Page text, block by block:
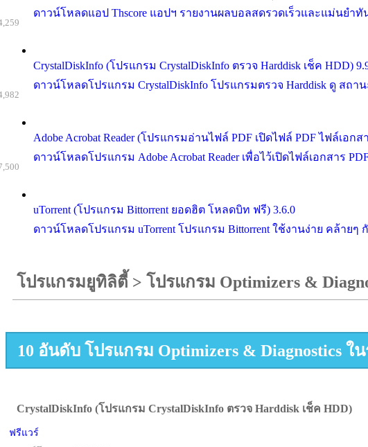
ดาวน์โหลดแอป Thscore แอปฯ รายงานผลบอลสดรวดเร็วและแม่นยำ
CrystalDiskInfo (โปรแกรม CrystalDiskInfo ตรวจ Harddisk เช็ค HDD)
ดาวน์โหลดโปรแกรม CrystalDiskInfo โปรแกรมตรวจ Harddisk ดู สถ
Adobe Acrobat Reader (โปรแกรมอ่านไฟล์ PDF เปิดไฟล์ PDF ไฟล์เอกส
ดาวน์โหลดโปรแกรม Adobe Acrobat Reader เพื่อไว้เปิดไฟล์เอกสาร
uTorrent (โปรแกรม Bittorrent ยอดฮิต โหลดบิท ฟรี) 3.6.0
ดาวน์โหลดโปรแกรม uTorrent โปรแกรม Bittorrent ใช้งานง่าย คล้าย
โปรแกรมยูทิลิตี้ > โปรแกรม Optimizers &
10 อันดับ โปรแกรม Optimizers & Diagnostics ใ
CrystalDiskInfo (โปรแกรม CrystalDiskInfo ตรวจ Harddisk เช็ค HDD)
ฟรีแวร์